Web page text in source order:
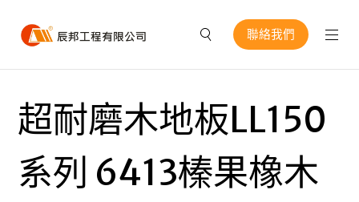
聯絡我們
超耐磨木地板LL150
系列 6413榛果橡木